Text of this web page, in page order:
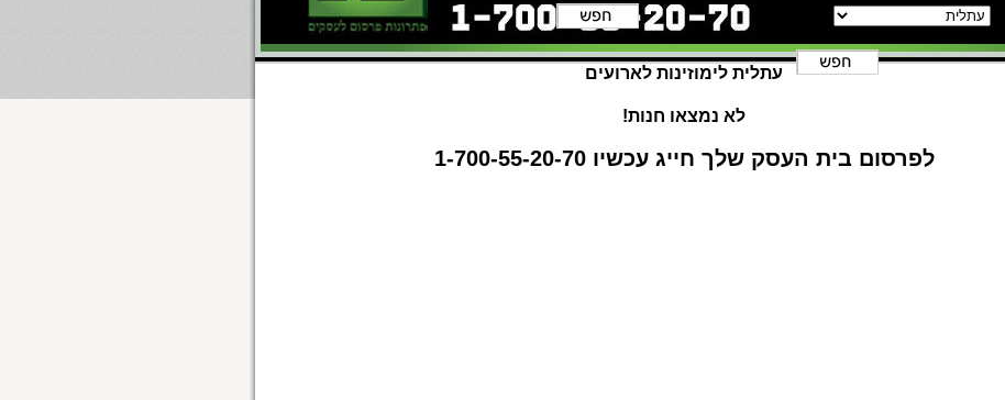
עתלית לימוזינות לארועים
לא נמצאו חנות!
לפרסום בית העסק שלך חייג עכשיו 1-700-55-20-70